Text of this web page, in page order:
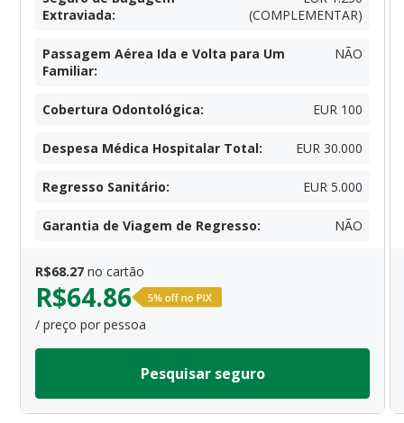
Extraviada:
(COMPLEMENTAR)
Passagem Aérea Ida e Volta para Um
Familiar:
NÃO
Cobertura Odontológica: EUR 100
Despesa Médica Hospitalar Total: EUR 30.000
Regresso Sanitário: EUR 5.000
Garantia de Viagem de Regresso: NÃO
R$68.27 no cartão
R$64.86
/ preço por pessoa
Pesquisar seguro